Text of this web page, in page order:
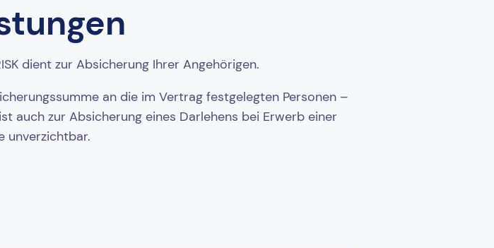
dient zur Absicherung Ihrer Angehörigen.
an die im Vertrag festgelegten Personen –
auch zur Absicherung eines Darlehens bei Erwerb einer
unverzichtbar.